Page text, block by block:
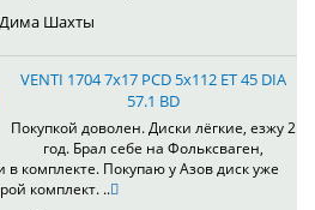
Дима Шахты
VENTI 1704 7x17 PCD 5x112 ET 45 DIA
57.1 BD
Покупкой доволен. Диски лёгкие, езжу 2
год. Брал себе на Фольксваген,
в комплекте. Покупаю у Азов диск уже
комплект. ..